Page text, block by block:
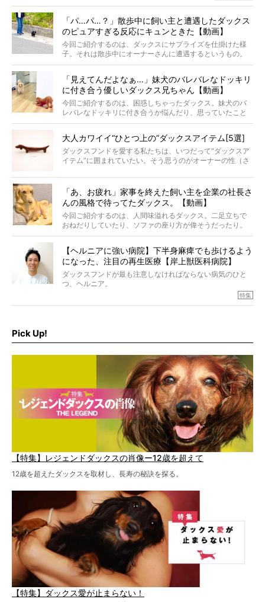
ケメンから愛されているラナは、去年の誕生日に小池さん
からプレゼントしてもらったハーネスをつけて撮影に参加
してくれました。
「パ…パ…？」散歩中に飼い主と遭遇したダックス
のピュアすぎる反応にキュンときた【動画】
今回ご紹介するのは、ダックスにサプライズを仕掛けた様
子。それは散歩中にオーナーさんに遭遇するというもの。
戸惑って歩きを止めたり、すぐに気付いて追いかけたり、
「見えてんだよなぁ…」妹犬のバレバレなドッキリ
に付き合う優しいダックス兄ちゃん【動画】
今回ご紹介するのは、困惑しちゃったダックス。妹犬のバ
レバレなドッキリに付き合うか悩んだり、思っていたこと
と違う事態に陥ったり。そんなお悩み全開なダックスの様
大人カワイイ“ひとつ上の”ダックスアイテム[5選]
ダックスフンドを愛する私たちは、いつだって“ダックスア
イテム”に囲まれていたい。そう思うのがオーナーの性（さ
ムをご紹介。
「あ、お疲れ」家事を終えた飼い主を企業の社長さ
んの風格で待ってたダックス。【動画】
今回ご紹介するのは、人間味溢れるダックス。二足立ちで
おねだりしていたり、ソファの座り方が偉そうだったり。
今にも言葉を発しそうなダックスの姿は、もう人間にしか
【ヘルニアに強い病院】下半身麻痺でも歩けるよう
になった、注目の再生医療【岸上獣医科病院】
ダックスフンドが最も注意しなければならない病気のひと
つ、ヘルニア。
特集『ヘルニアに、負けない』では、ヘルニアに強い動物
を点滴投与する治療により、歩けなかった子が投与37日で
特集
Pick Up!
【特集】レジェンドダックスの肖像ー12歳を超えて
12歳を超えたダックスを取材し、長寿の秘訣を探る。
【特集】ダックス愛が止まらない！